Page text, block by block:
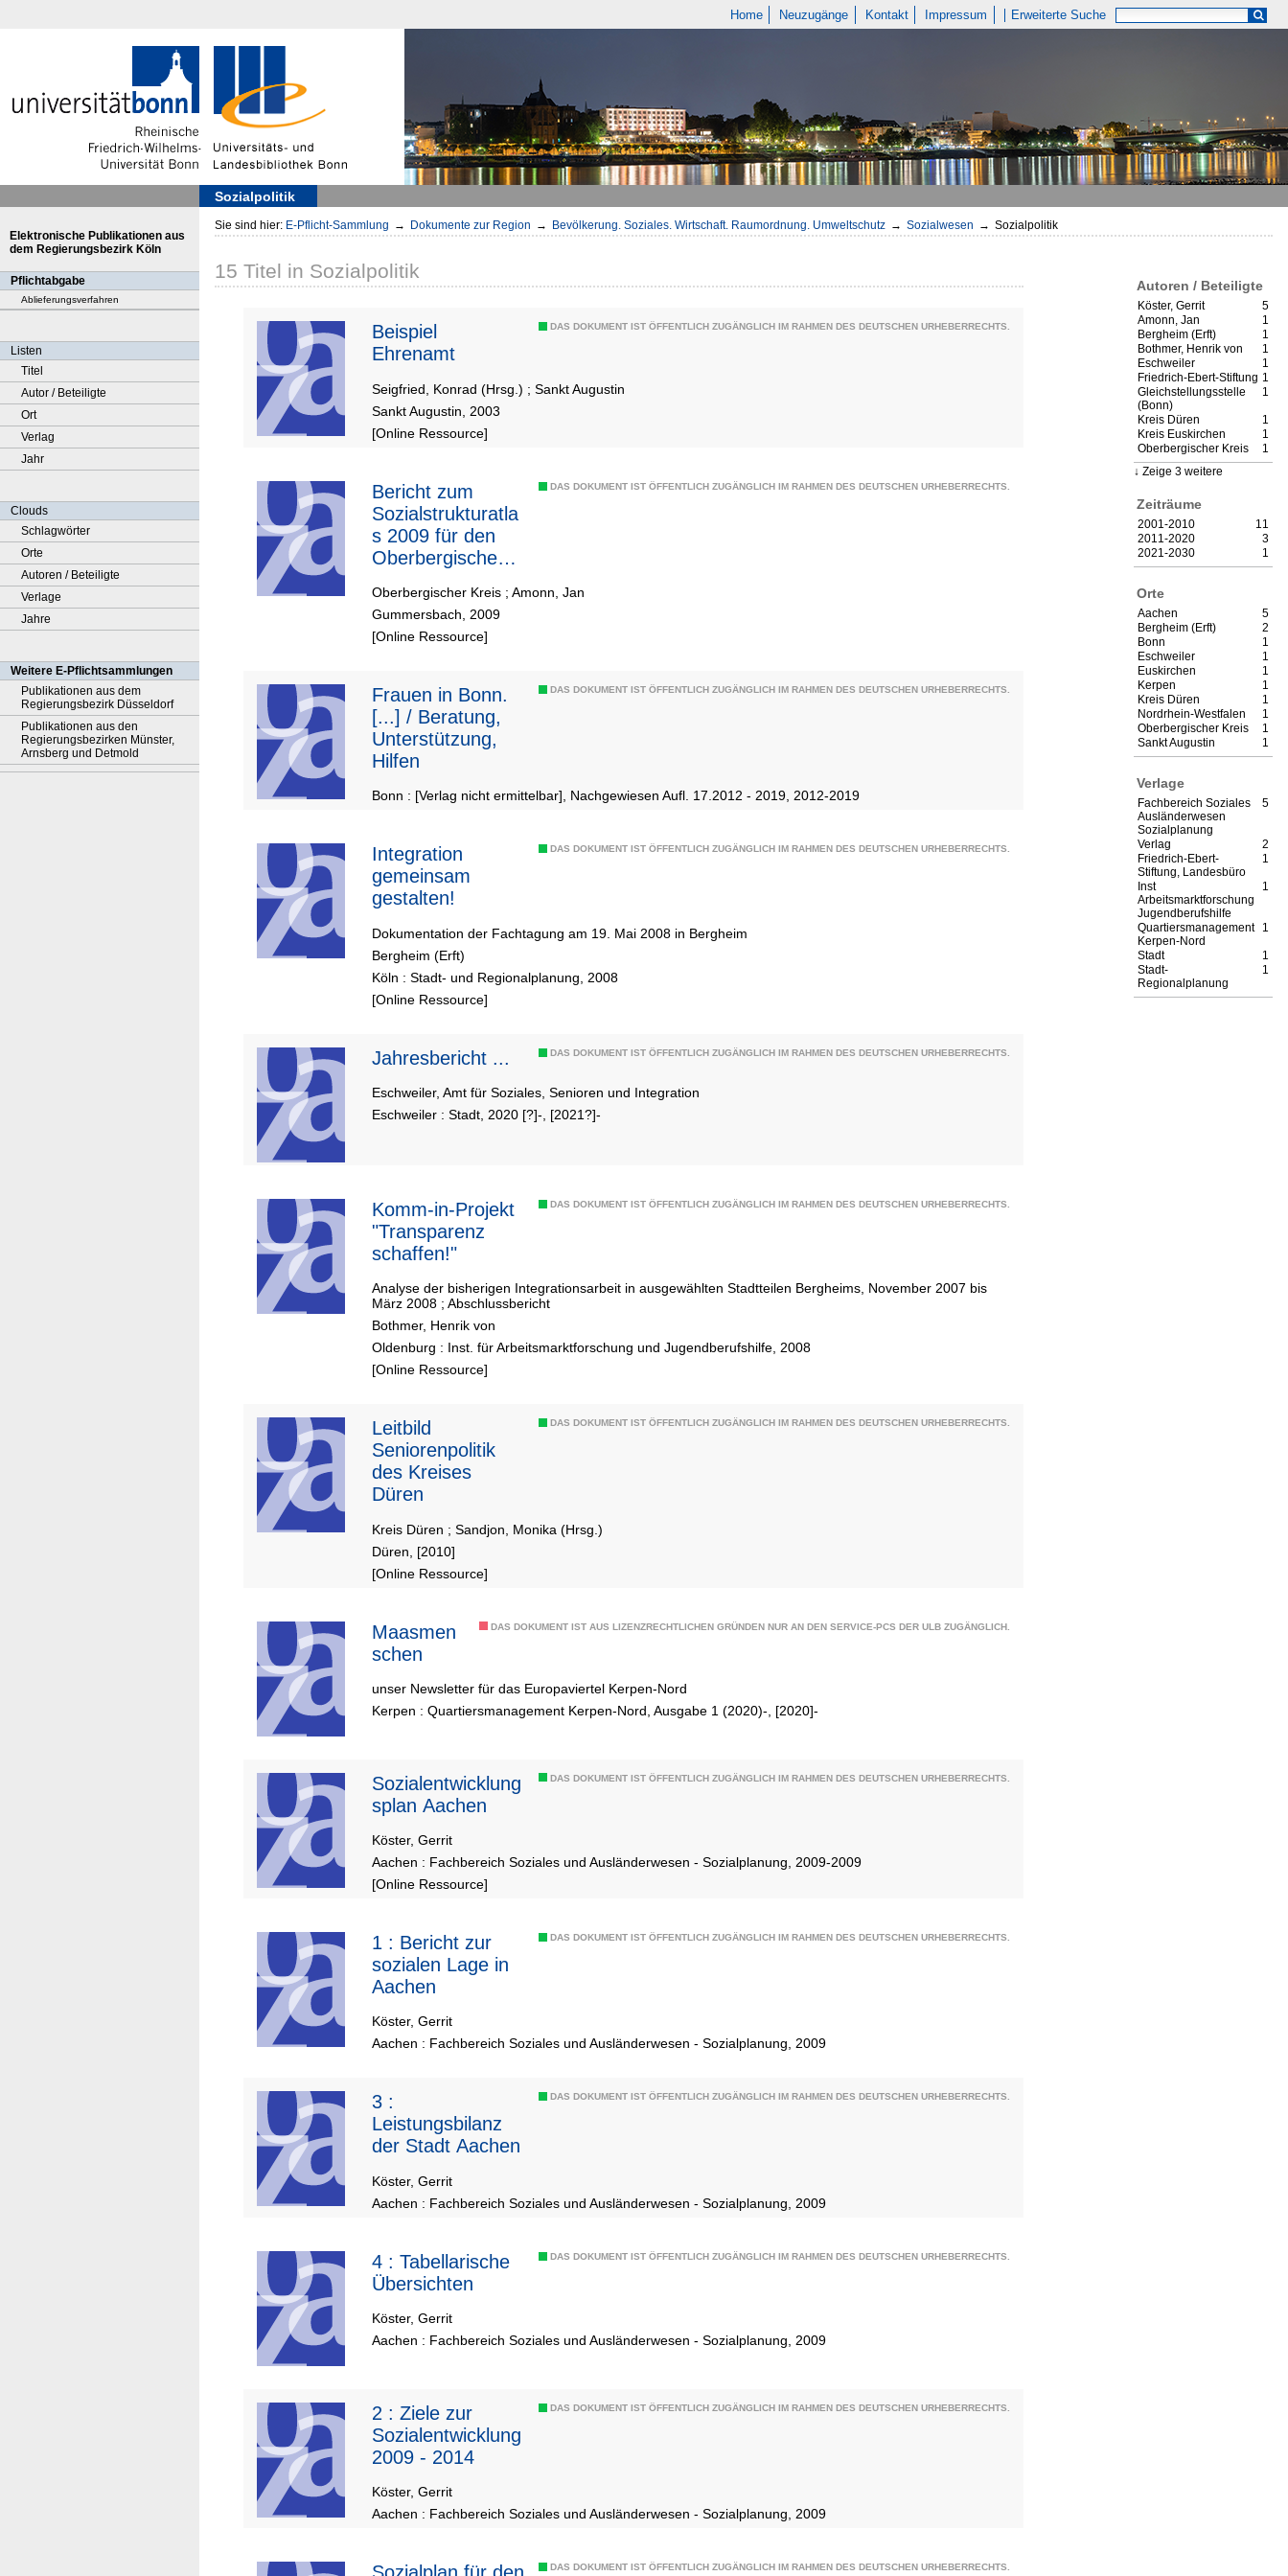
Home Neuzugänge Kontakt Impressum Erweiterte Suche
Sozialpolitik
Elektronische Publikationen aus
dem Regierungsbezirk Köln
Pflichtabgabe
Ablieferungsverfahren
Listen
Titel
Autor / Beteiligte
Ort
Verlag
Jahr
Clouds
Schlagwörter
Orte
Autoren / Beteiligte
Verlage
Jahre
Weitere E-Pflichtsammlungen
Publikationen aus dem
Regierungsbezirk Düsseldorf
Publikationen aus den
Regierungsbezirken Münster,
Arnsberg und Detmold
Sie sind hier: E-Pflicht-Sammlung → Dokumente zur Region → Bevölkerung. Soziales. Wirtschaft. Raumordnung. Umweltschutz → Sozialwesen → Sozialpolitik
Autoren / Beteiligte
5
Köster, Gerrit
1
Amonn, Jan
1
Bergheim (Erft)
1
Bothmer, Henrik von
1
Eschweiler
1
Friedrich-Ebert-Stiftung
1
Gleichstellungsstelle
(Bonn)
1
Kreis Düren
1
Kreis Euskirchen
1
Oberbergischer Kreis
Zeige 3 weitere
Zeiträume
11
2001-2010
3
2011-2020
1
2021-2030
Orte
5
Aachen
2
Bergheim (Erft)
1
Bonn
1
Eschweiler
1
Euskirchen
1
Kerpen
1
Kreis Düren
1
Nordrhein-Westfalen
1
Oberbergischer Kreis
1
Sankt Augustin
Verlage
5
Fachbereich Soziales
Ausländerwesen
Sozialplanung
2
Verlag
1
Friedrich-Ebert-
Stiftung, Landesbüro
1
Inst
Arbeitsmarktforschung
Jugendberufshilfe
1
Quartiersmanagement
Kerpen-Nord
1
Stadt
1
Stadt-
Regionalplanung
15 Titel in Sozialpolitik
DAS DOKUMENT IST ÖFFENTLICH ZUGÄNGLICH IM RAHMEN DES DEUTSCHEN URHEBERRECHTS.
Beispiel
Ehrenamt
Seigfried, Konrad (Hrsg.) ; Sankt Augustin
Sankt Augustin, 2003
[Online Ressource]
DAS DOKUMENT IST ÖFFENTLICH ZUGÄNGLICH IM RAHMEN DES DEUTSCHEN URHEBERRECHTS.
Bericht zum
Sozialstrukturatla
s 2009 für den
Oberbergischen
Oberbergischer Kreis ; Amonn, Jan
Gummersbach, 2009
[Online Ressource]
DAS DOKUMENT IST ÖFFENTLICH ZUGÄNGLICH IM RAHMEN DES DEUTSCHEN URHEBERRECHTS.
Frauen in Bonn.
[...] / Beratung,
Unterstützung,
Hilfen
Bonn : [Verlag nicht ermittelbar], Nachgewiesen Aufl. 17.2012 - 2019, 2012-2019
DAS DOKUMENT IST ÖFFENTLICH ZUGÄNGLICH IM RAHMEN DES DEUTSCHEN URHEBERRECHTS.
Integration
gemeinsam
gestalten!
Dokumentation der Fachtagung am 19. Mai 2008 in Bergheim
Bergheim (Erft)
Köln : Stadt- und Regionalplanung, 2008
[Online Ressource]
DAS DOKUMENT IST ÖFFENTLICH ZUGÄNGLICH IM RAHMEN DES DEUTSCHEN URHEBERRECHTS.
Jahresbericht ...
Eschweiler, Amt für Soziales, Senioren und Integration
Eschweiler : Stadt, 2020 [?]-, [2021?]-
DAS DOKUMENT IST ÖFFENTLICH ZUGÄNGLICH IM RAHMEN DES DEUTSCHEN URHEBERRECHTS.
Komm-in-Projekt
"Transparenz
schaffen!"
Analyse der bisherigen Integrationsarbeit in ausgewählten Stadtteilen Bergheims, November 2007 bis
März 2008 ; Abschlussbericht
Bothmer, Henrik von
Oldenburg : Inst. für Arbeitsmarktforschung und Jugendberufshilfe, 2008
[Online Ressource]
DAS DOKUMENT IST ÖFFENTLICH ZUGÄNGLICH IM RAHMEN DES DEUTSCHEN URHEBERRECHTS.
Leitbild
Seniorenpolitik
des Kreises
Düren
Kreis Düren ; Sandjon, Monika (Hrsg.)
Düren, [2010]
[Online Ressource]
DAS DOKUMENT IST AUS LIZENZRECHTLICHEN GRÜNDEN NUR AN DEN SERVICE-PCS DER ULB ZUGÄNGLICH.
Maasmen
schen
unser Newsletter für das Europaviertel Kerpen-Nord
Kerpen : Quartiersmanagement Kerpen-Nord, Ausgabe 1 (2020)-, [2020]-
DAS DOKUMENT IST ÖFFENTLICH ZUGÄNGLICH IM RAHMEN DES DEUTSCHEN URHEBERRECHTS.
Sozialentwicklung
splan Aachen
Köster, Gerrit
Aachen : Fachbereich Soziales und Ausländerwesen - Sozialplanung, 2009-2009
[Online Ressource]
DAS DOKUMENT IST ÖFFENTLICH ZUGÄNGLICH IM RAHMEN DES DEUTSCHEN URHEBERRECHTS.
1 : Bericht zur
sozialen Lage in
Aachen
Köster, Gerrit
Aachen : Fachbereich Soziales und Ausländerwesen - Sozialplanung, 2009
DAS DOKUMENT IST ÖFFENTLICH ZUGÄNGLICH IM RAHMEN DES DEUTSCHEN URHEBERRECHTS.
3 :
Leistungsbilanz
der Stadt Aachen
Köster, Gerrit
Aachen : Fachbereich Soziales und Ausländerwesen - Sozialplanung, 2009
DAS DOKUMENT IST ÖFFENTLICH ZUGÄNGLICH IM RAHMEN DES DEUTSCHEN URHEBERRECHTS.
4 : Tabellarische
Übersichten
Köster, Gerrit
Aachen : Fachbereich Soziales und Ausländerwesen - Sozialplanung, 2009
DAS DOKUMENT IST ÖFFENTLICH ZUGÄNGLICH IM RAHMEN DES DEUTSCHEN URHEBERRECHTS.
2 : Ziele zur
Sozialentwicklung
2009 - 2014
Köster, Gerrit
Aachen : Fachbereich Soziales und Ausländerwesen - Sozialplanung, 2009
DAS DOKUMENT IST ÖFFENTLICH ZUGÄNGLICH IM RAHMEN DES DEUTSCHEN URHEBERRECHTS.